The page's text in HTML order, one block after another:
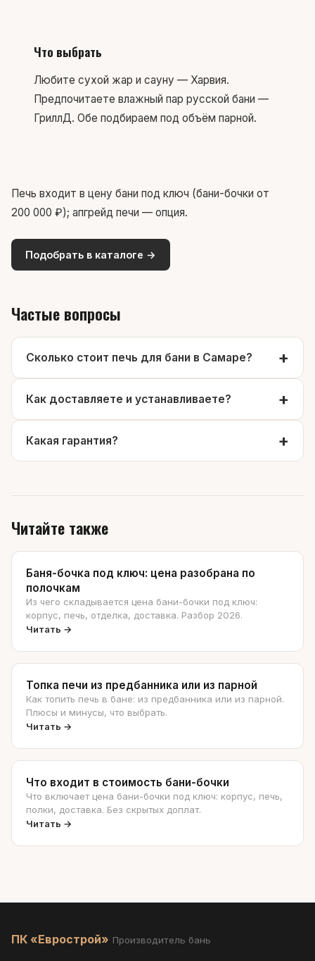
Что выбрать
Любите сухой жар и сауну — Харвия.
Предпочитаете влажный пар русской бани —
ГриллД. Обе подбираем под объём парной.
Печь входит в цену бани под ключ (бани-бочки от
200 000 ₽); апгрейд печи — опция.
Подобрать в каталоге →
Частые вопросы
Сколько стоит печь для бани в Самаре?
Как доставляете и устанавливаете?
Какая гарантия?
Читайте также
Баня-бочка под ключ: цена разобрана по
полочкам
Из чего складывается цена бани-бочки под ключ:
корпус, печь, отделка, доставка. Разбор 2026.
Читать →
Топка печи из предбанника или из парной
Как топить печь в бане: из предбанника или из парной.
Плюсы и минусы, что выбрать.
Читать →
Что входит в стоимость бани-бочки
Что включает цена бани-бочки под ключ: корпус, печь,
полки, доставка. Без скрытых доплат.
Читать →
ПК «Еврострой» Производитель бань